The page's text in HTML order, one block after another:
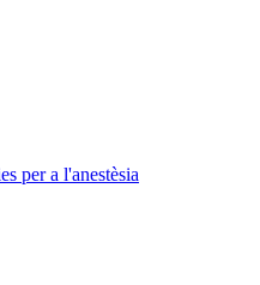
per a l'anestèsia